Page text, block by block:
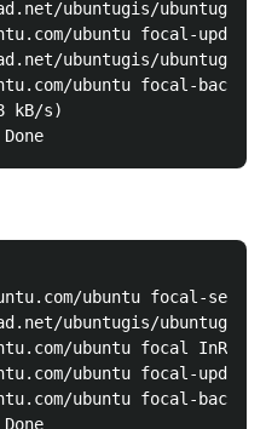
ubuntugis/ubuntugis-
ubuntu focal-
ubuntugis/
ubuntu focal-
kB/s)
ubuntu focal-
ubuntugis/ubuntugis-
ubuntu focal
ubuntu focal-updates
ubuntu focal-